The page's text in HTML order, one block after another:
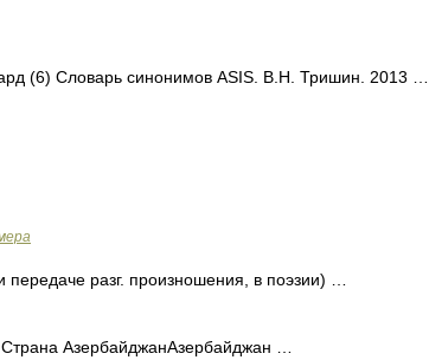
(6) Словарь синонимов ASIS. В.Н. Тришин. 2013 …
разг. произношения, в поэзии) …
АзербайджанАзербайджан …